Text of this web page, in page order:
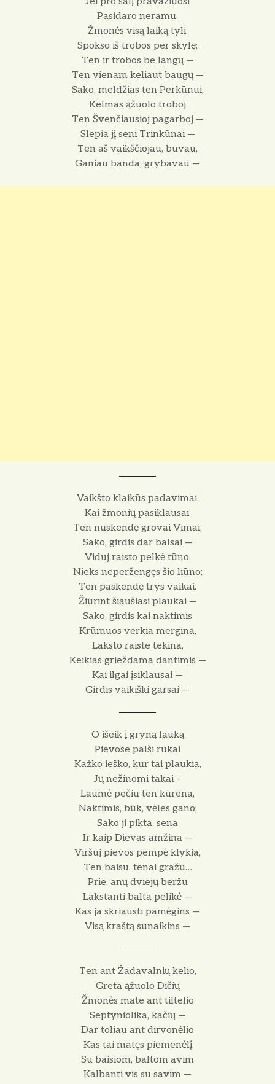
Pasidaro neramu.
Žmonės visą laiką tyli.
Spokso iš trobos per skylę;
Ten ir trobos be langų —
Ten vienam keliaut baugų —
Sako, meldžias ten Perkūnui,
Kelmas ąžuolo troboj
Ten Švenčiausioj pagarboj —
Slepia jį seni Trinkūnai —
Ten aš vaikščiojau, buvau,
Ganiau banda, grybavau —
Vaikšto klaikūs padavimai,
Kai žmonių pasiklausai.
Ten nuskendę grovai Vimai,
Sako, girdis dar balsai —
Viduj raisto pelkė tūno,
Nieks neperžengęs šio liūno;
Ten paskendę trys vaikai.
Žiūrint šiaušiasi plaukai —
Sako, girdis kai naktimis
Krūmuos verkia mergina,
Laksto raiste tekina,
Keikias grieždama dantimis —
Kai ilgai įsiklausai —
Girdis vaikiški garsai —
O išeik į gryną lauką
Pievose palši rūkai
Kažko ieško, kur tai plaukia,
Jų nežinomi takai –
Laumė pečiu ten kūrena,
Naktimis, būk, vėles gano;
Sako ji pikta, sena
Ir kaip Dievas amžina —
Viršuj pievos pempė klykia,
Ten baisu, tenai gražu…
Prie, anų dviejų beržu
Lakstanti balta pelikė —
Kas ja skriausti pamėgins —
Visą kraštą sunaikins —
Ten ant Žadavalnių kelio,
Greta ąžuolo Dičių
Žmonės mate ant tiltelio
Septyniolika, kačių —
Dar toliau ant dirvonėlio
Kas tai matęs piemenėlį
Su baisiom, baltom avim
Kalbanti vis su savim —